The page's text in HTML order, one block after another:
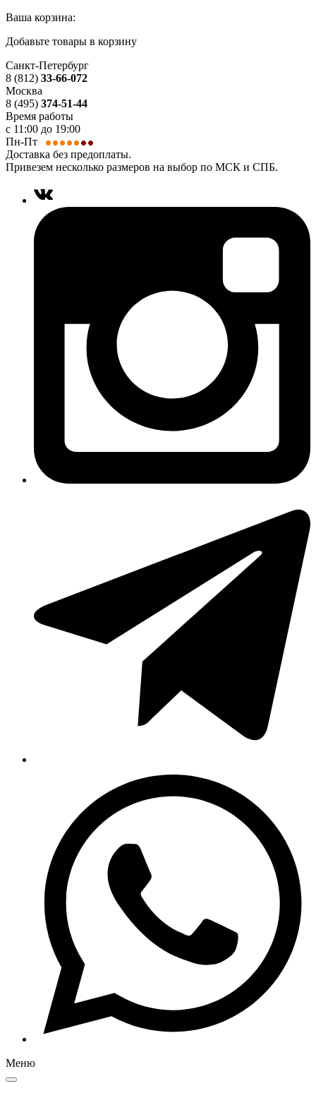
Ваша корзина:
Добавьте товары в корзину
Санкт-Петербург
8 (812) 33-66-072
Москва
8 (495) 374-51-44
Время работы
с 11:00 до 19:00
Пн-Пт
Доставка без предоплаты.
Привезем несколько размеров на выбор по МСК и СПБ.
Меню